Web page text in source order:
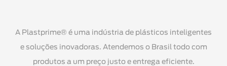
A Plastprime® é uma indústria de plásticos inteligentes
e soluções inovadoras. Atendemos o Brasil todo com
produtos a um preço justo e entrega eficiente.